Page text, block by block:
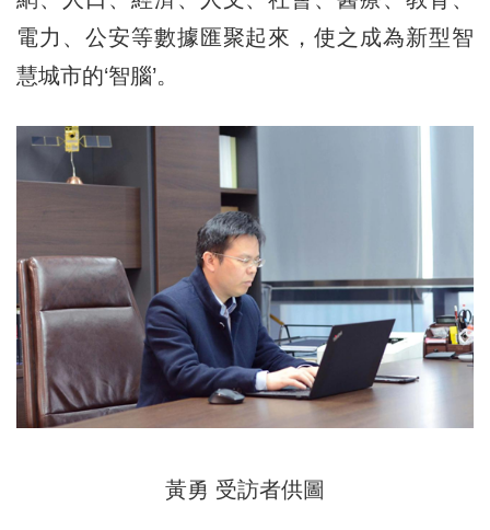
電力、公安等數據匯聚起來，使之成為新型智
慧城市的‘智腦’。
黃勇 受訪者供圖